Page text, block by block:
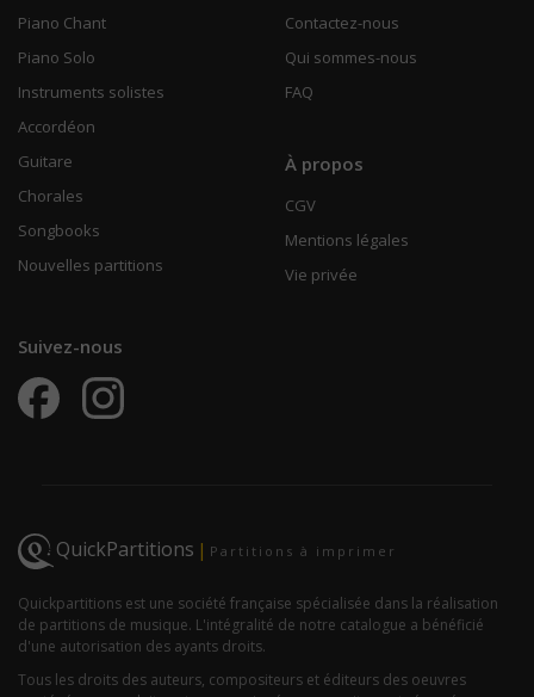
Piano Chant
Piano Solo
Instruments solistes
Accordéon
Guitare
Chorales
Songbooks
Nouvelles partitions
Contactez-nous
Qui sommes-nous
FAQ
À propos
CGV
Mentions légales
Vie privée
Suivez-nous
QuickPartitions | Partitions à imprimer
Quickpartitions est une société française spécialisée dans la réalisation
de partitions de musique. L'intégralité de notre catalogue a bénéficié
d'une autorisation des ayants droits.
Tous les droits des auteurs, compositeurs et éditeurs des oeuvres